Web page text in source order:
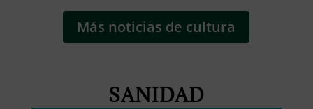
Más noticias de cultura
SANIDAD